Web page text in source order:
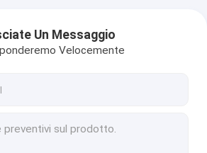
d'isolamento
finestra di alluminio
Un Messaggio
Velocemente